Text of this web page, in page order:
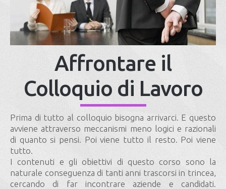
Affrontare il
Colloquio di Lavoro
Prima di tutto al colloquio bisogna arrivarci. E questo
avviene attraverso meccanismi meno logici e razionali
di quanto si pensi. Poi viene tutto il resto. Poi viene
tutto.
I contenuti e gli obiettivi di questo corso sono la
naturale conseguenza di tanti anni trascorsi in trincea,
cercando di far incontrare aziende e candidati.